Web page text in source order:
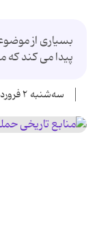
بسیاری از
پیدا می کند که
سه‌شنبه ۲ فروردین ۱۳۹۰ - ۰۱:۰۰